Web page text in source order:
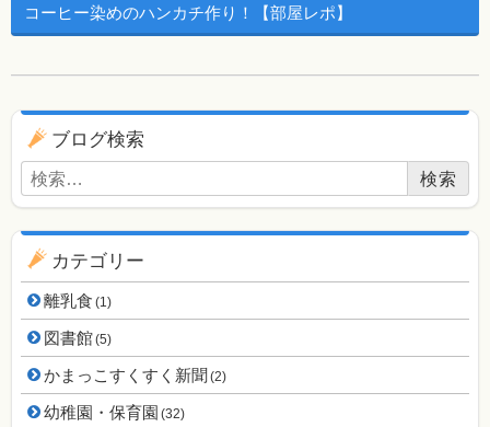
コーヒー染めのハンカチ作り！【部屋レポ】
ブログ用ナビゲーション
ブログ検索
検索:
カテゴリー
離乳食 (1)
図書館(5)
かまっこすくすく新聞 (2)
幼稚園・保育園 (32)